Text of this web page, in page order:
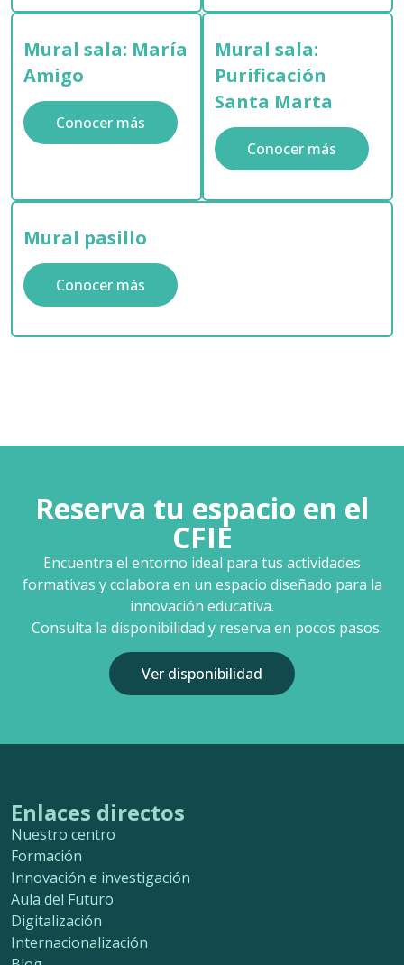
Mural sala: María
Amigo
Conocer más
Mural sala:
Purificación
Santa Marta
Conocer más
Mural pasillo
Conocer más
Reserva tu espacio en el
CFIE
Encuentra el entorno ideal para tus actividades
formativas y colabora en un espacio diseñado para la
innovación educativa.
Consulta la disponibilidad y reserva en pocos pasos.
Ver disponibilidad
Enlaces directos
Nuestro centro
Formación
Innovación e investigación
Aula del Futuro
Digitalización
Internacionalización